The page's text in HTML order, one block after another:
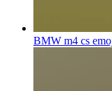
BMW m4 cs